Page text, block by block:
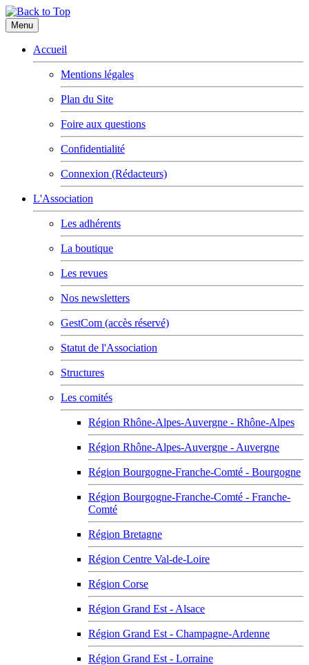
Menu
Accueil
Mentions légales
Plan du Site
Foire aux questions
Confidentialité
Connexion (Rédacteurs)
L'Association
Les adhérents
La boutique
Les revues
Nos newsletters
GestCom (accès réservé)
Statut de l'Association
Structures
Les comités
Région Rhône-Alpes-Auvergne - Rhône-Alpes
Région Rhône-Alpes-Auvergne - Auvergne
Région Bourgogne-Franche-Comté - Bourgogne
Région Bourgogne-Franche-Comté - Franche-
Comté
Région Bretagne
Région Centre Val-de-Loire
Région Corse
Région Grand Est - Alsace
Région Grand Est - Champagne-Ardenne
Région Grand Est - Lorraine